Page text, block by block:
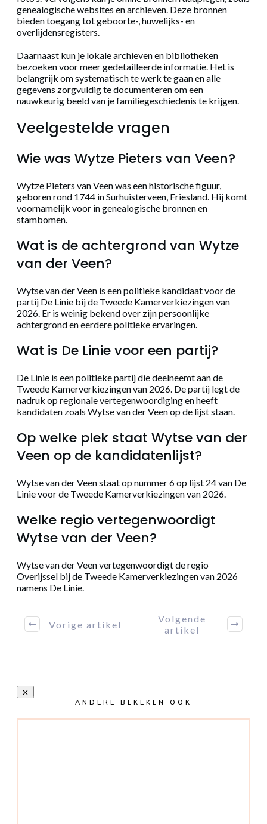
genealogische websites en archieven. Deze bronnen
bieden toegang tot geboorte-, huwelijks- en
overlijdensregisters.
Daarnaast kun je lokale archieven en bibliotheken
bezoeken voor meer gedetailleerde informatie. Het is
belangrijk om systematisch te werk te gaan en alle
gegevens zorgvuldig te documenteren om een
nauwkeurig beeld van je familiegeschiedenis te krijgen.
Veelgestelde vragen
Wie was Wytze Pieters van Veen?
Wytze Pieters van Veen was een historische figuur,
geboren rond 1744 in Surhuisterveen, Friesland. Hij komt
voornamelijk voor in genealogische bronnen en
stambomen.
Wat is de achtergrond van Wytze
van der Veen?
Wytse van der Veen is een politieke kandidaat voor de
partij De Linie bij de Tweede Kamerverkiezingen van
2026. Er is weinig bekend over zijn persoonlijke
achtergrond en eerdere politieke ervaringen.
Wat is De Linie voor een partij?
De Linie is een politieke partij die deelneemt aan de
Tweede Kamerverkiezingen van 2026. De partij legt de
nadruk op regionale vertegenwoordiging en heeft
kandidaten zoals Wytse van der Veen op de lijst staan.
Op welke plek staat Wytse van der
Veen op de kandidatenlijst?
Wytse van der Veen staat op nummer 6 op lijst 24 van De
Linie voor de Tweede Kamerverkiezingen van 2026.
Welke regio vertegenwoordigt
Wytse van der Veen?
Wytse van der Veen vertegenwoordigt de regio
Overijssel bij de Tweede Kamerverkiezingen van 2026
namens De Linie.
Vorige artikel
Volgende
artikel
ANDERE BEKEKEN OOK